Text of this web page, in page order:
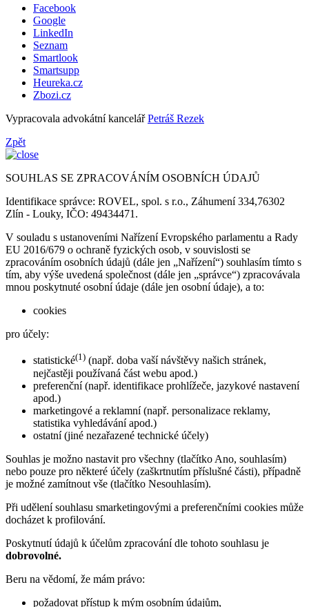
Facebook
Google
LinkedIn
Seznam
Smartlook
Smartsupp
Heureka.cz
Zbozi.cz
Vypracovala advokátní kancelářPetráš Rezek
Zpět
SOUHLAS SE ZPRACOVÁNÍM OSOBNÍCH ÚDAJŮ
Identifikace správce: ROVEL, spol. s r.o., Záhumení 334,76302
Zlín - Louky, IČO: 49434471.
V souladu s ustanoveními Nařízení Evropského parlamentu a Rady
EU 2016/679 o ochraně fyzických osob, v souvislosti se
zpracováním osobních údajů (dále jen „Nařízení“) souhlasím tímto s
tím, aby výše uvedená společnost (dále jen „správce“) zpracovávala
mnou poskytnuté osobní údaje (dále jen osobní údaje), a to:
cookies
pro účely:
statistické(1) (např. doba vaší návštěvy našich stránek,
nejčastěji používaná část webu apod.)
preferenční (např. identifikace prohlížeče, jazykové nastavení
apod.)
marketingové a reklamní (např. personalizace reklamy,
statistika vyhledávání apod.)
ostatní (jiné nezařazené technické účely)
Souhlas je možno nastavit pro všechny (tlačítko Ano, souhlasím)
nebo pouze pro některé účely (zaškrtnutím příslušné části), případně
je možné zamítnout vše (tlačítko Nesouhlasím).
Při udělení souhlasu smarketingovými a preferenčními cookies může
docházet k profilování.
Poskytnutí údajů k účelům zpracování dle tohoto souhlasu je
dobrovolné.
Beru na vědomí, že mám právo:
požadovat přístup k mým osobním údajům,